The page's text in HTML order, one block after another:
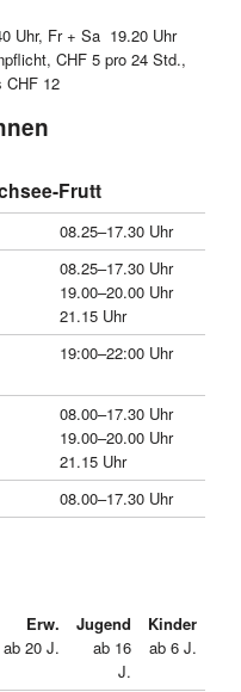
Uhr, Fr + Sa 19.20 Uhr
CHF 5 pro 24 Std.,
CHF 12
Frutt
08.25–17.30 Uhr
08.25–17.30 Uhr
19.00–20.00 Uhr
21.15 Uhr
19:00–22:00 Uhr
08.00–17.30 Uhr
19.00–20.00 Uhr
21.15 Uhr
08.00–17.30 Uhr
Erw.
ab 20 J.
Jugend
ab 16
J.
Kinder
ab 6 J.